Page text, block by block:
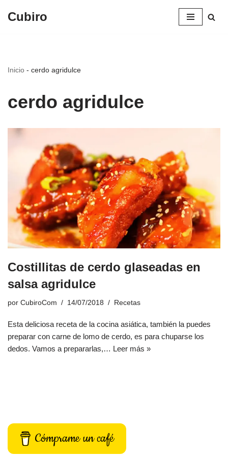
Cubiro
Inicio - cerdo agridulce
cerdo agridulce
Costillitas de cerdo glaseadas en
salsa agridulce
por CubiroCom 14/07/2018 Recetas
Esta deliciosa receta de la cocina asiática, también la puedes
preparar con carne de lomo de cerdo, es para chuparse los
dedos. Vamos a prepararlas,… Leer más »
Cómprame un café